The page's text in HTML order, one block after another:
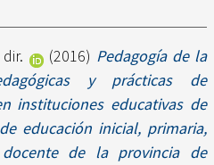
(2016) Pedagogía de la
y prácticas de
instituciones educativas de
educación inicial, primaria,
de la provincia de